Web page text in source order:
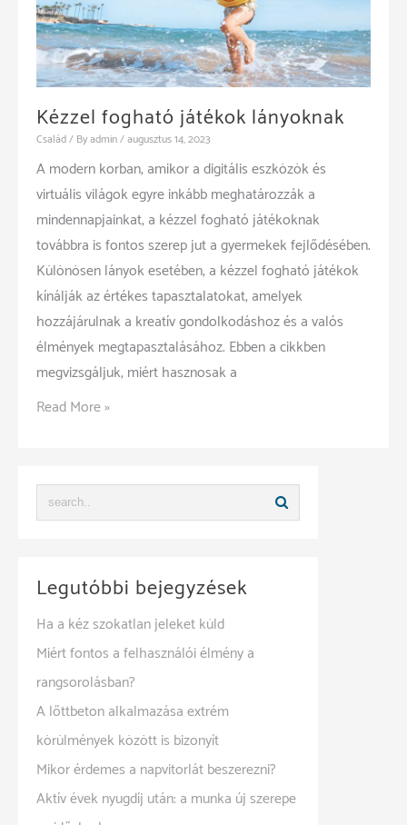
Kézzel fogható játékok lányoknak
Család/ Byadmin/augusztus 14, 2023
A modern korban, amikor a digitális eszközök és
virtuális világok egyre inkább meghatározzák a
mindennapjainkat, a kézzel fogható játékoknak
továbbra is fontos szerep jut a gyermekek fejlődésében.
Különösen lányok esetében, a kézzel fogható játékok
kínálják az értékes tapasztalatokat, amelyek
hozzájárulnak a kreatív gondolkodáshoz és a valós
élmények megtapasztalásához. Ebben a cikkben
megvizsgáljuk, miért hasznosak a
Kézzel
lányoknak
Read More »
Legutóbbi bejegyzések
Ha a kéz szokatlan jeleket küld
Miért fontos a felhasználói élmény a
rangsorolásban?
A lőttbeton alkalmazása extrém
körülmények között is bizonyít
Mikor érdemes a napvitorlát beszerezni?
Aktív évek nyugdíj után: a munka új szerepe